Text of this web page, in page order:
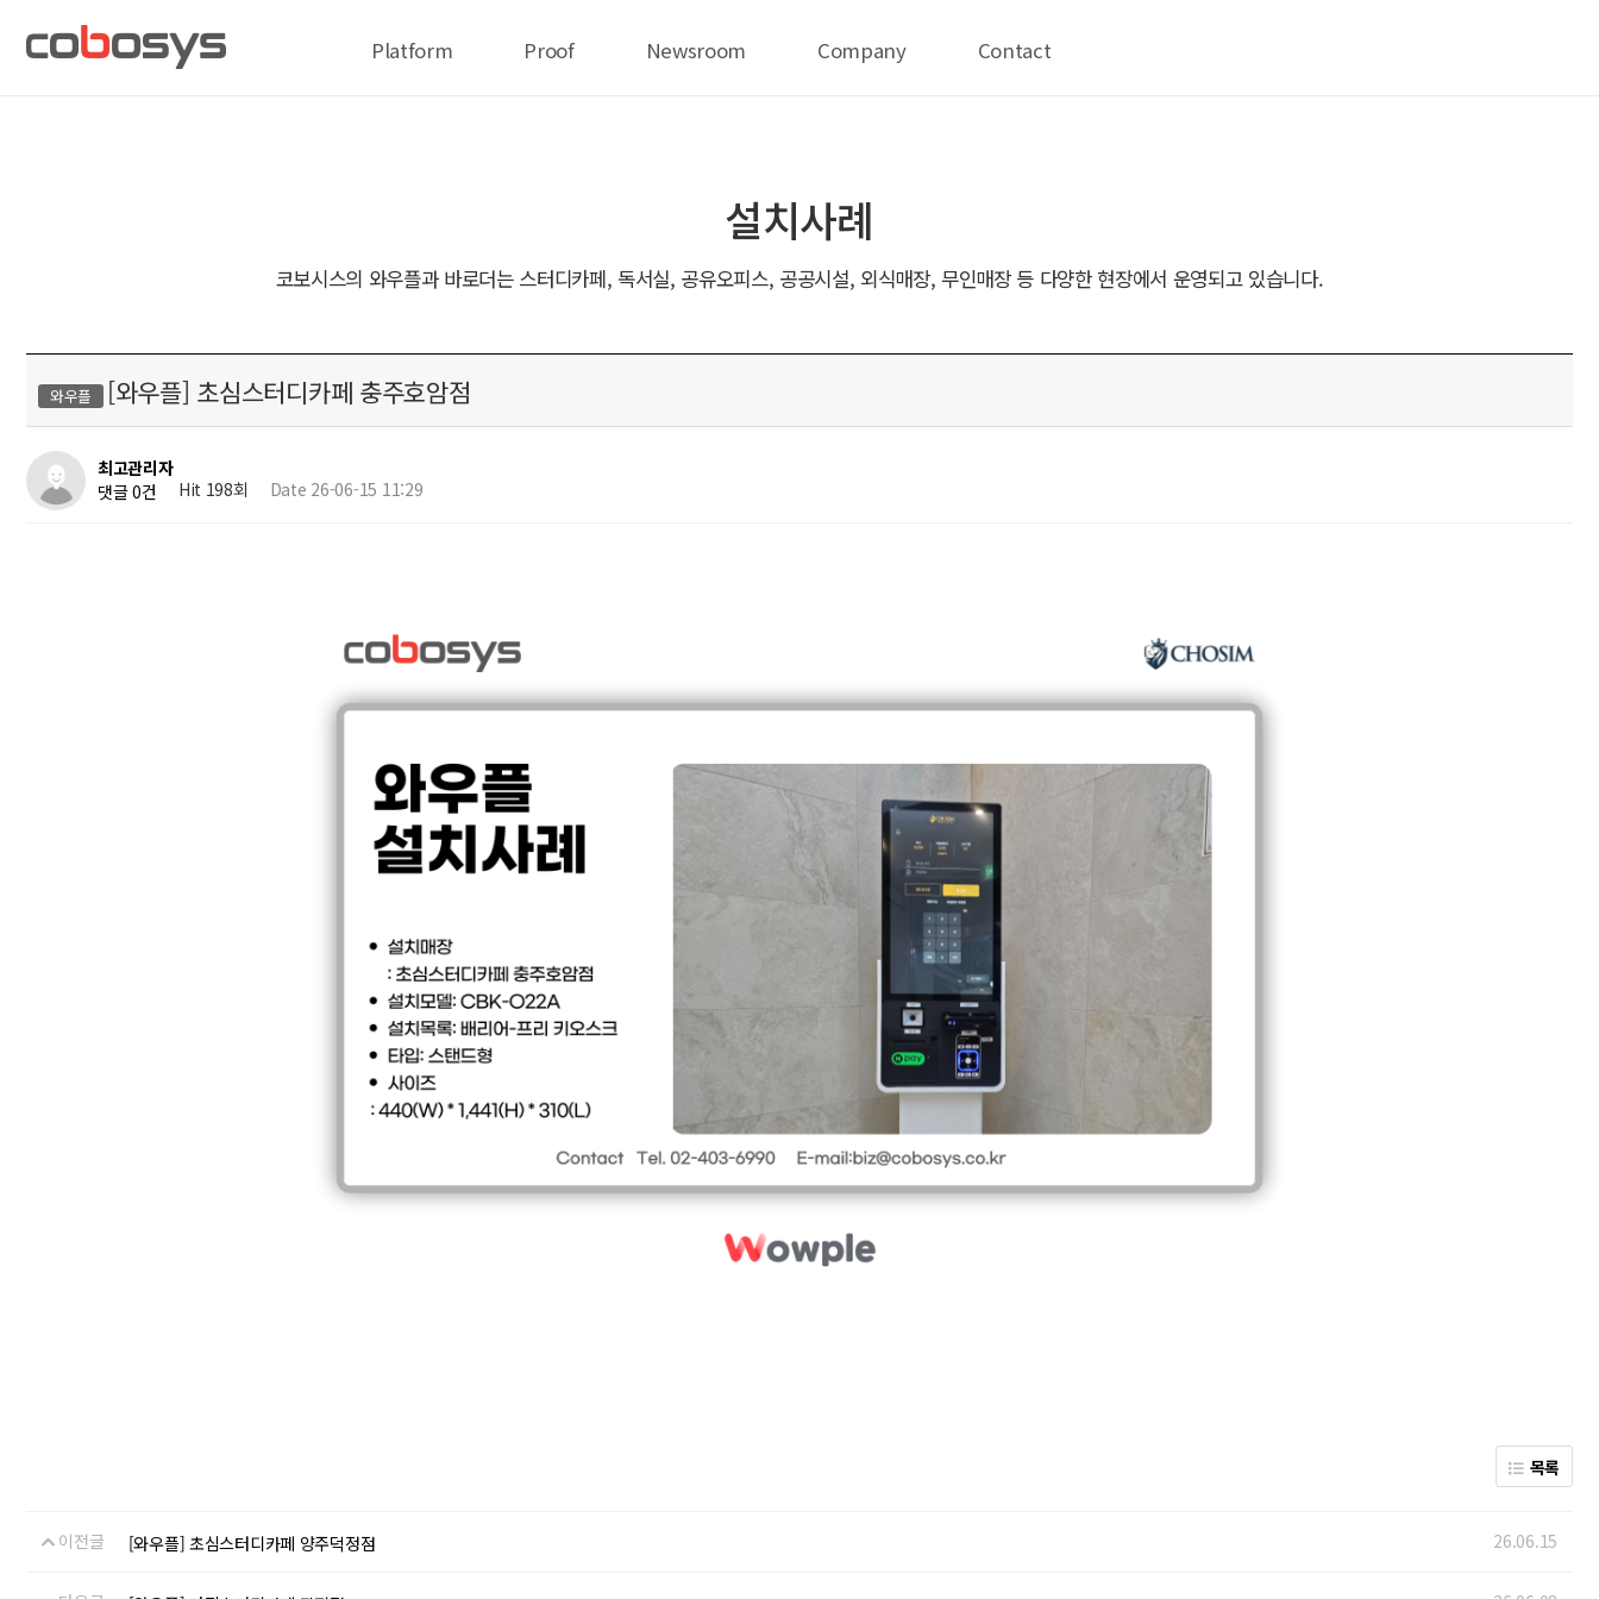
Platform Proof Newsroom Company Contact
설치사례
코보시스의 와우플과 바로더는 스터디카페, 독서실, 공유오피스, 공공시설, 외식매장, 무인매장 등 다양한 현장에서 운영되고 있습니다.
와우플 [와우플] 초심스터디카페 충주호암점
최고관리자
댓글 0건
Hit 198회 Date 26-06-15 11:29
목록
이전글 [와우플] 초심스터디카페 양주덕정점 26.06.15